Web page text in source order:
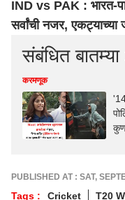
IND vs PAK : भारत-
सर्वांची नजर,
संबंधित
करमणूक
PUBLISHED AT : SAT,
Tags : Cricket T20